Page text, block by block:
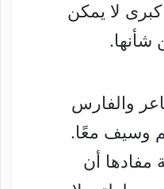
كبرى لا يمكن
شأنها.
والفارس
وسيف معًا.
مفادها أن